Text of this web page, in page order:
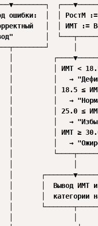
ошибки:  │  │ РостМ
│  │ ИМТ :=
│
│
│
│          │ ИМТ <
│          │   →
│          │ 18.5 ≤
│          │   →
│          │ 25.0 ≤
│          │   →
│          │ ИМТ ≥
│          │   →
│
│
│       │  Вывод ИМТ и
│       │  категории
│